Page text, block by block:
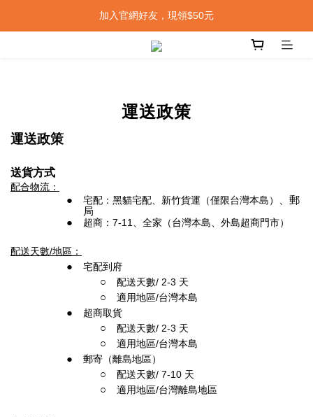
加入官網好友，現領$50元
運送政策
運送政策
送貨方式
配合物流：
宅配：黑貓宅配、新竹貨運 （僅限台灣本島）
、郵
局
超商：7-11、全家（台灣本島、外島超商門市）
配送天數/地區：
宅配到府
配送天數/ 2-3 天
適用地區/台灣本島
超商取貨
配送天數/ 2-3 天
適用地區/台灣本島
郵寄（離島地區）
配送天數/ 7-10 天
適用地區/台灣離島地區